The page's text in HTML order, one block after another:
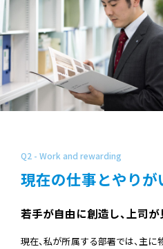
Q2 - Work and rewarding
現在の仕事とやりが
若手が自由に創造し、上司
現在、私が所属する部署では、主